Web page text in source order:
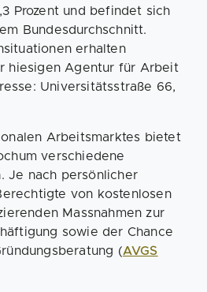
Prozent und befindet sich
Bundesdurchschnitt.
erhalten
hiesigen Agentur für Arbeit
Universitätsstraße 66,
Arbeitsmarktes bietet
verschiedene
Je nach persönlicher
von kostenlosen
Massnahmen zur
sowie der Chance
(AVGS